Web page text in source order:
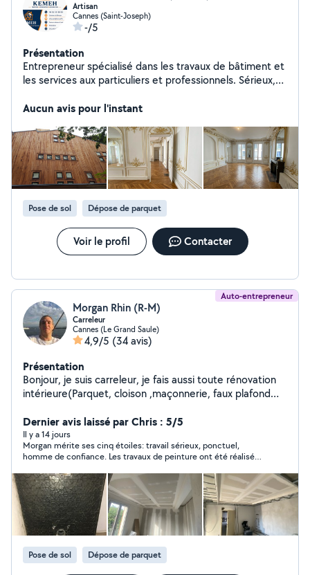
Artisan
Cannes (Saint-Joseph)
-/5
Présentation
Entrepreneur spécialisé dans les travaux de bâtiment et
les services aux particuliers et professionnels. Sérieux,
qualité, dans le respect des délais et avec des tarifs
priorité.
Aucun avis pour l'instant
Pose de sol Dépose de parquet
Voir le profil Contacter
Auto-entrepreneur
Morgan Rhin (R-M)
Carreleur
Cannes (Le Grand Saule)
4,9/5 (34 avis)
Présentation
Bonjour, je suis carreleur, je fais aussi toute rénovation
intérieure(Parquet, cloison ,maçonnerie, faux plafond
Plombier, électricien, peintre, staffeur, jardinier. J’essaye
toujours de trouver une solution au mieux avec mes
clients, Que ce soit budget ou idées. Travail propre et
soigneux. Mes coordonnées:07.69.60.56.58
Cordialement
Dernier avis laissé par Chris : 5/5
Il y a 14 jours
Morgan mérite ses cinq étoiles: travail sérieux, ponctuel,
homme de confiance. Les travaux de peinture ont été réalisés
journée, Morgan venait à 5h du matin!), et le résultat est
impeccable. Autant que la pose d'un carrelage mural en
intérieur dont le résultat est nickel. Pour le reste, Morgan a
réalisé des travaux de maçonnerie et de modification d'une
évacuation d'eau pluviale: travail parfait! Bref, je conseille sans
condition, et j'aurai grand plaisir à solliciter à nouveau Morgan
pour des travaux futurs.
Pose de sol
Dépose de parquet